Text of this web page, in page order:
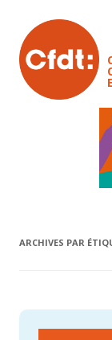
ARCHIVES PAR